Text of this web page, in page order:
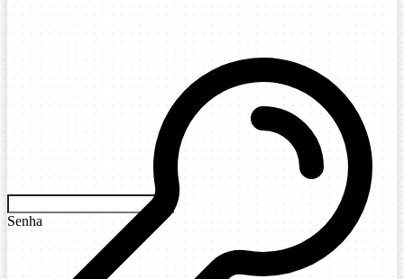
Senha